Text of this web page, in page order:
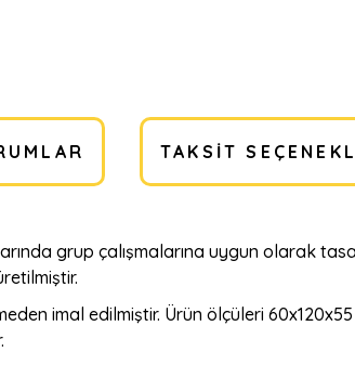
TAKSIT
grup çalışmalarına uygun olarak
imal edilmiştir. Ürün ölçüleri